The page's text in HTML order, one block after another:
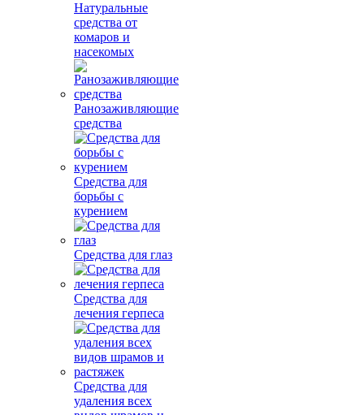
Натуральные
средства от
комаров и
насекомых
Ранозаживляющие
средства
Средства для
борьбы с
курением
Средства для глаз
Средства для
лечения герпеса
Средства для
удаления всех